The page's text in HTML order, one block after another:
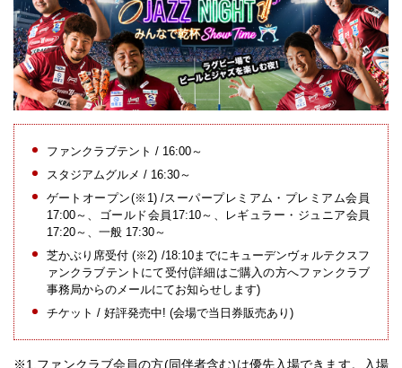
ファンクラブテント / 16:00～
スタジアムグルメ / 16:30～
ゲートオープン(※1) /スーパープレミアム・プレミアム会員
17:00～、ゴールド会員17:10～、レギュラー・ジュニア会員
17:20～、一般 17:30～
芝かぶり席受付 (※2) /18:10までにキューデンヴォルテクスフ
ァンクラブテントにて受付(詳細はご購入の方へファンクラブ
事務局からのメールにてお知らせします)
チケット / 好評発売中! (会場で当日券販売あり)
※1.ファンクラブ会員の方(同伴者含む)は優先入場できます。入場